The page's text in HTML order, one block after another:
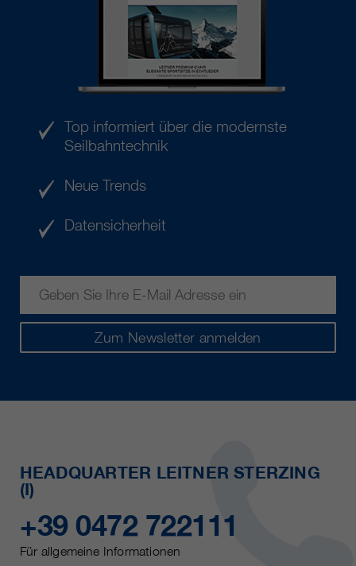
Zum Newsletter anmelden
Top informiert über die modernste
Seilbahntechnik
Neue Trends
Datensicherheit
HEADQUARTER LEITNER STERZING
(I)
+39 0472 722111
Für allgemeine Informationen